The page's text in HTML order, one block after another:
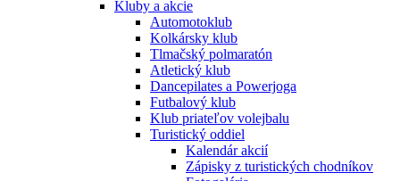
Kluby a akcie
Automotoklub
Kolkársky klub
Tlmačský polmaratón
Atletický klub
Dancepilates a Powerjoga
Futbalový klub
Klub priateľov volejbalu
Turistický oddiel
Kalendár akcií
Zápisky z turistických chodníkov